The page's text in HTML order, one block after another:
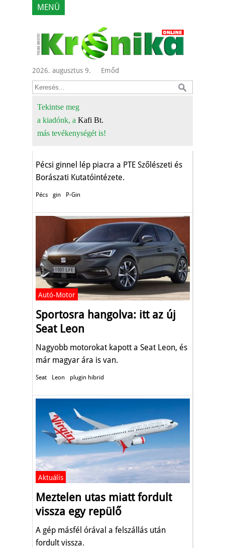
MENÜ
2026. augusztus 9. Emőd
Tekintse meg
a kiadónk, a Kafi Bt.
más tevékenységét is!
Ízig-vérig pécsi gin
Pécsi ginnel lép piacra a PTE Szőlészeti és
Borászati Kutatóintézete.
Pécs gin P-Gin
Autó-Motor
Sportosra hangolva: itt az új
Seat Leon
Nagyobb motorokat kapott a Seat Leon, és
már magyar ára is van.
Seat Leon plugin hibrid
Aktuális
Meztelen utas miatt fordult
vissza egy repülő
A gép másfél órával a felszállás után
fordult vissza.